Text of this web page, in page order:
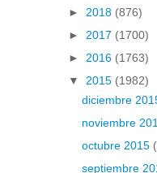
► 2018 (876)
► 2017 (1700)
► 2016 (1763)
▼ 2015 (1982)
diciembre
noviembre
octubre 2015
septiembre